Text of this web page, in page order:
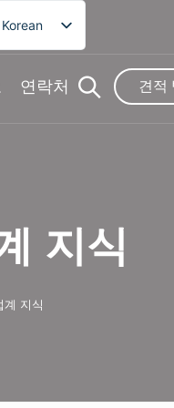
Korean
English
French
Japanese
연락처 견적
지식
계 지식